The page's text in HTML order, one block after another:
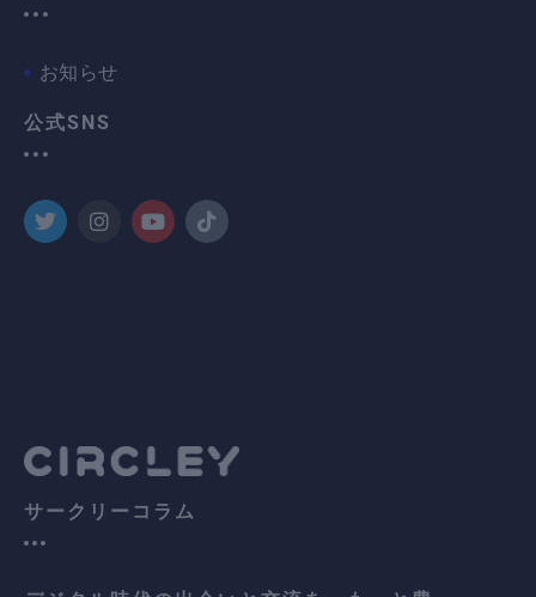
お知らせ
公式SNS
T
w
i
I
n
Y
o
u
T
i
k
サークリーコラム